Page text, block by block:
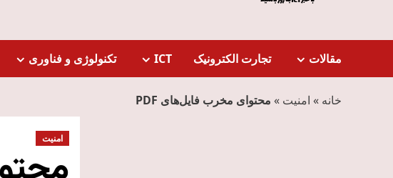
مقالات تجارت الکترونیک ICT تکنولوژی و فناوری
خانه » امنیت » محتوای مخرب فایل‌های PDF
امنیت